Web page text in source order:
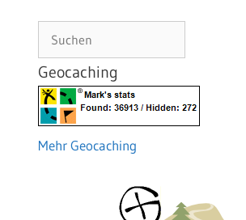
Geocaching
Mehr Geocaching